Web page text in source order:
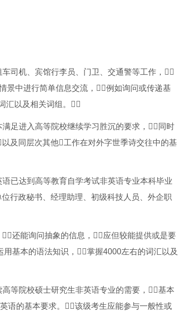
司机、宾馆行李员、门卫、交通警等工作，
中进行简单信息交流，例如询问或传递基
汇以及相关词组。
足进入高等院校继续学习胜沉的要求，同时
及同层次其他工作在对外字世季诗交往中的基
已达到高等教育自学考试非英语专业本科毕业
行政秘书、经理助理、初级科技人员、外企职
还能询问抽象的信息，应但较能提供或是要
基本的语法知识，掌握4000左右的词汇以及
等院校硕士研究生非英语专业的需要，基本
语的基本要求。该级考生应能参与一般性或